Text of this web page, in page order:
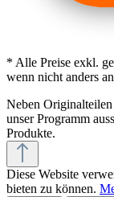
* Alle Preise exkl.
wenn nicht anders
Neben
unser Programm
Produkte.
Diese Website
bieten zu können.